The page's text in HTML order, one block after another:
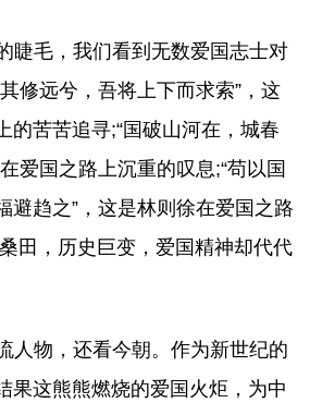
睫毛，我们看到无数爱国志士对
修远兮，吾将上下而求索”，这
的苦苦追寻;“国破山河在，城春
爱国之路上沉重的叹息;“苟以国
避趋之”，这是林则徐在爱国之路
田，历史巨变，爱国精神却代代
人物，还看今朝。作为新世纪的
果这熊熊燃烧的爱国火炬，为中